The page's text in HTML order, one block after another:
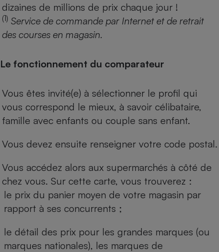
dizaines de millions de prix chaque jour !
(1) Service de commande par Internet et de retrait
des courses en magasin.
Le fonctionnement du comparateur
Vous êtes invité(e) à sélectionner le profil qui
vous correspond le mieux, à savoir célibataire,
famille avec enfants ou couple sans enfant.
Vous devez ensuite renseigner votre code postal.
Vous accédez alors aux supermarchés à côté de
chez vous. Sur cette carte, vous trouverez :
le prix du panier moyen de votre magasin par
rapport à ses concurrents ;
le détail des prix pour les grandes marques (ou
marques nationales), les marques de